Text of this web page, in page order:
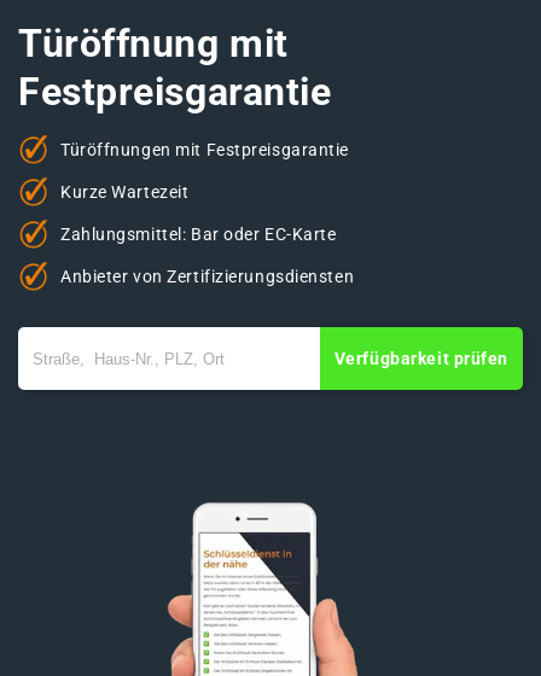
Türöffnung mit
Festpreisgarantie
Türöffnungen mit Festpreisgarantie
Kurze Wartezeit
Zahlungsmittel: Bar oder EC-Karte
Anbieter von Zertifizierungsdiensten
Verfügbarkeit prüfen